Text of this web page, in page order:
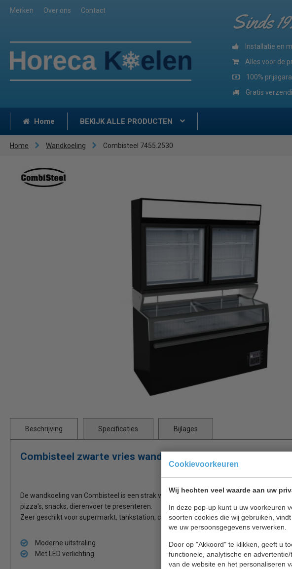
Cookievoorkeuren
Wij hechten veel waarde aan uw
In deze pop-up kunt u uw voorkeuren
soorten cookies die wij gebruiken,
we uw persoonsgegevens verwerken.
Door op "Akkoord" te klikken, geeft u
functionele, analytische en
van de website en het personaliseren
Merken Over ons Contact Sinds
Installatie en
Alles voor de
100%
Gratis
Home BEKIJK ALLE PRODUCTEN
Home Wandkoeling Combisteel 7455.2530
Beschrijving Specificaties Bijlages
Combisteel zwarte vries wandkoeling
De wandkoeling van Combisteel is een strak vormgegeven wandvriesmeubel, om uw
pizza's, snacks, dierenvoer te presenteren.
Zeer geschikt voor supermarkt, tankstation, cafetaria, landwinkel, dierenwinkels,
Moderne uitstraling
Met LED verlichting